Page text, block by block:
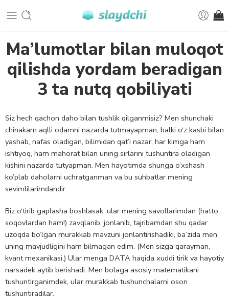
Ma’lumotlar bilan muloqot
qilishda yordam beradigan
3 ta nutq qobiliyati
Siz hech qachon daho bilan tushlik qilganmisiz? Men shunchaki
chinakam aqlli odamni nazarda tutmayapman, balki o‘z kasbi bilan
yashab, nafas oladigan, bilimidan qat’i nazar, har kimga ham
ishtiyoq, ham mahorat bilan uning sirlarini tushuntira oladigan
kishini nazarda tutyapman. Men hayotimda shunga o’xshash
ko’plab daholarni uchratganman va bu suhbatlar mening
sevimlilarimdandir.
Biz o‘tirib gaplasha boshlasak, ular mening savollarimdan (hatto
soqovlardan ham!) zavqlanib, jonlanib, tajribamdan shu qadar
uzoqda bo‘lgan murakkab mavzuni jonlantirishadiki, ba’zida men
uning mavjudligini ham bilmagan edim. (Men sizga qarayman,
kvant mexanikasi.) Ular menga DATA haqida xuddi tirik va hayotiy
narsadek aytib berishadi. Men bolaga asosiy matematikani
tushuntirganimdek, ular murakkab tushunchalarni oson
tushuntiradilar.